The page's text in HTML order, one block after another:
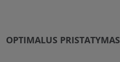
OPTIMALUS PRISTATYMAS